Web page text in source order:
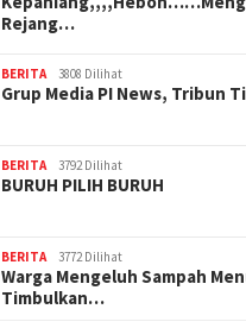
Rejang…
BERITA 3808 Dilihat
Grup Media PI News, Tribun
BERITA 3792 Dilihat
BURUH PILIH BURUH
BERITA 3772 Dilihat
Warga Mengeluh Sampah
Timbulkan…